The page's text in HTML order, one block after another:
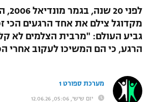
לוח שידורים
ברחבה
"מעל הליגה" – פודקאסט
הפועל חיפה
הפועל באר שבע
בני יהודה
ליגה סינית
ליגה ברזילאית
ג'ודו
אגרוף
ספורט אולימפי
UFC
לפני 20
מקדוגל צילם את אחד הרגעים הכי
גביע העולם: "מרבית הצלמים לא
הרגע, כי הם המשיכו לעקוב אחרי
מערכת ספורט 1
יום שישי, 05:06, 12.06.26